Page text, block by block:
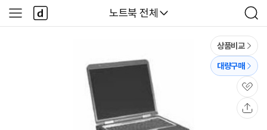
다나와
노트북 전체
검
색
사
이
다
나
와
상품비교
대량구매
관
심